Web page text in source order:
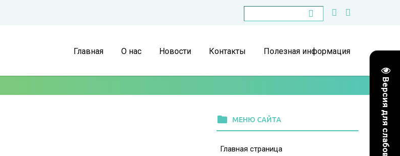
Главная О нас Новости Контакты Полезная информация
folder МЕНЮ САЙТА
Главная страница